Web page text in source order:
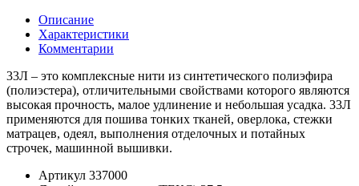
Описание
Характеристики
Комментарии
33Л – это комплексные нити из синтетического полиэфира
(полиэстера), отличительными свойствами которого являются
высокая прочность, малое удлинение и небольшая усадка. 33Л
применяются для пошива тонких тканей, оверлока, стежки
матрацев, одеял, выполнения отделочных и потайных
строчек, машинной вышивки.
Артикул 337000